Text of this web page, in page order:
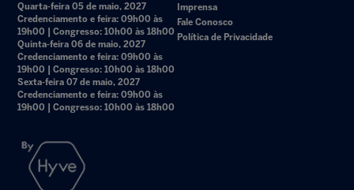
Quarta-feira 05 de maio, 2027
Credenciamento e feira: 09h00 às
19h00 | Congresso: 10h00 às 18h00
Quinta-feira 06 de maio, 2027
Credenciamento e feira: 09h00 às
19h00 | Congresso: 10h00 às 18h00
Sexta-feira 07 de maio, 2027
Credenciamento e feira: 09h00 às
19h00 | Congresso: 10h00 às 18h00
Imprensa
Fale Conosco
Política de Privacidade